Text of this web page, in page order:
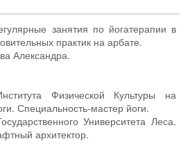
занятия по йогатерапии в
практик на арбате.
Александра.
Физической Культуры на
Специальность-мастер йоги.
Университета Леса.
архитектор.